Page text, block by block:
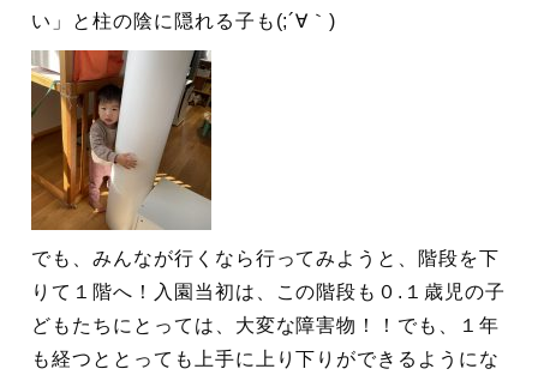
い」と柱の陰に隠れる子も(;´∀｀)
でも、みんなが行くなら行ってみようと、階段を下
りて１階へ！入園当初は、この階段も０.１歳児の子
どもたちにとっては、大変な障害物！！でも、１年
も経つととっても上手に上り下りができるようにな